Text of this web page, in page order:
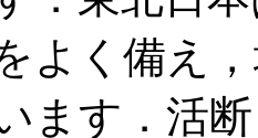
よく備え
ます．活